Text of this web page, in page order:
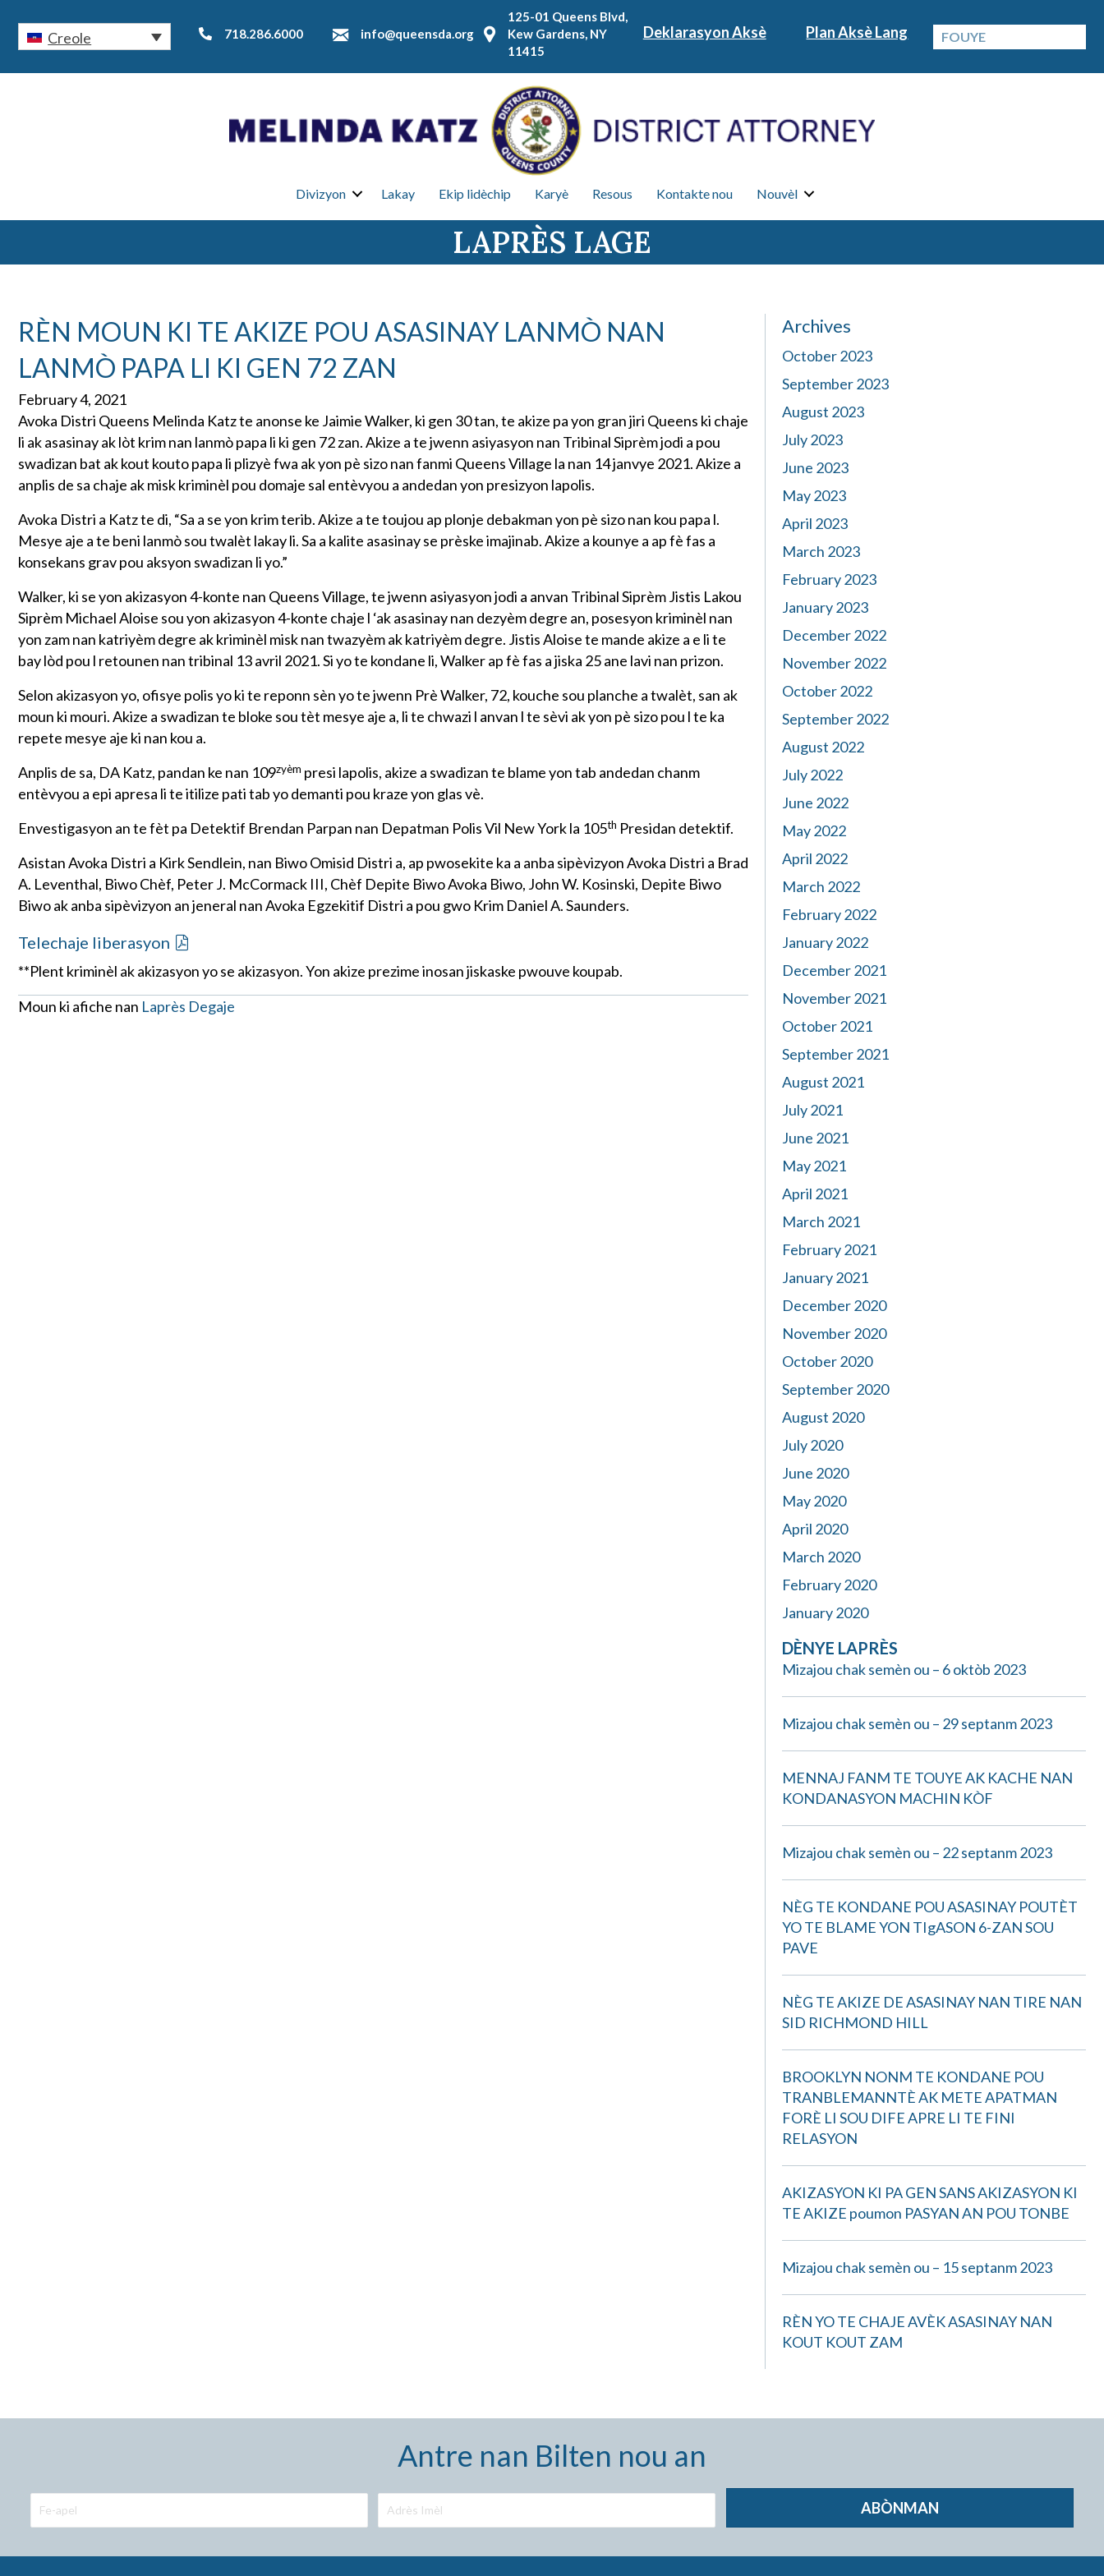
Creole 718.286.6000 info@queensda.org
125-01 Queens Blvd,
Kew Gardens, NY
11415
Deklarasyon Aksè Plan Aksè Lang
Divizyon Lakay Ekip lidèchip Karyè Resous Kontakte nou Nouvèl
LAPRÈS LAGE
RÈN MOUN KI TE AKIZE POU ASASINAY LANMÒ NAN
LANMÒ PAPA LI KI GEN 72 ZAN
February 4, 2021
Avoka Distri Queens Melinda Katz te anonse ke Jaimie Walker, ki gen 30 tan, te akize pa yon gran jiri Queens ki chaje
li ak asasinay ak lòt krim nan lanmò papa li ki gen 72 zan. Akize a te jwenn asiyasyon nan Tribinal Siprèm jodi a pou
swadizan bat ak kout kouto papa li plizyè fwa ak yon pè sizo nan fanmi Queens Village la nan 14 janvye 2021. Akize a
anplis de sa chaje ak misk kriminèl pou domaje sal entèvyou a andedan yon presizyon lapolis.
Avoka Distri a Katz te di, “Sa a se yon krim terib. Akize a te toujou ap plonje debakman yon pè sizo nan kou papa l.
Mesye aje a te beni lanmò sou twalèt lakay li. Sa a kalite asasinay se prèske imajinab. Akize a kounye a ap fè fas a
konsekans grav pou aksyon swadizan li yo.”
Walker, ki se yon akizasyon 4-konte nan Queens Village, te jwenn asiyasyon jodi a anvan Tribinal Siprèm Jistis Lakou
Siprèm Michael Aloise sou yon akizasyon 4-konte chaje l ‘ak asasinay nan dezyèm degre an, posesyon kriminèl nan
yon zam nan katriyèm degre ak kriminèl misk nan twazyèm ak katriyèm degre. Jistis Aloise te mande akize a e li te
bay lòd pou l retounen nan tribinal 13 avril 2021. Si yo te kondane li, Walker ap fè fas a jiska 25 ane lavi nan prizon.
Selon akizasyon yo, ofisye polis yo ki te reponn sèn yo te jwenn Prè Walker, 72, kouche sou planche a twalèt, san ak
moun ki mouri. Akize a swadizan te bloke sou tèt mesye aje a, li te chwazi l anvan l te sèvi ak yon pè sizo pou l te ka
repete mesye aje ki nan kou a.
Anplis de sa, DA Katz, pandan ke nan 109zyèm presi lapolis, akize a swadizan te blame yon tab andedan chanm
entèvyou a epi apresa li te itilize pati tab yo demanti pou kraze yon glas vè.
Envestigasyon an te fèt pa Detektif Brendan Parpan nan Depatman Polis Vil New York la 105th Presidan detektif.
Asistan Avoka Distri a Kirk Sendlein, nan Biwo Omisid Distri a, ap pwosekite ka a anba sipèvizyon Avoka Distri a Brad
A. Leventhal, Biwo Chèf, Peter J. McCormack III, Chèf Depite Biwo Avoka Biwo, John W. Kosinski, Depite Biwo
Biwo ak anba sipèvizyon an jeneral nan Avoka Egzekitif Distri a pou gwo Krim Daniel A. Saunders.
Telechaje liberasyon
**Plent kriminèl ak akizasyon yo se akizasyon. Yon akize prezime inosan jiskaske pwouve koupab.
Moun ki afiche nan Laprès Degaje
Archives
October 2023
September 2023
August 2023
July 2023
June 2023
May 2023
April 2023
March 2023
February 2023
January 2023
December 2022
November 2022
October 2022
September 2022
August 2022
July 2022
June 2022
May 2022
April 2022
March 2022
February 2022
January 2022
December 2021
November 2021
October 2021
September 2021
August 2021
July 2021
June 2021
May 2021
April 2021
March 2021
February 2021
January 2021
December 2020
November 2020
October 2020
September 2020
August 2020
July 2020
June 2020
May 2020
April 2020
March 2020
February 2020
January 2020
DÈNYE LAPRÈS
Mizajou chak semèn ou – 6 oktòb 2023
Mizajou chak semèn ou – 29 septanm 2023
MENNAJ FANM TE TOUYE AK KACHE NAN
KONDANASYON MACHIN KÒF
Mizajou chak semèn ou – 22 septanm 2023
NÈG TE KONDANE POU ASASINAY POUTÈT
YO TE BLAME YON TIgASON 6-ZAN SOU
PAVE
NÈG TE AKIZE DE ASASINAY NAN TIRE NAN
SID RICHMOND HILL
BROOKLYN NONM TE KONDANE POU
TRANBLEMANNTÈ AK METE APATMAN
FORÈ LI SOU DIFE APRE LI TE FINI
RELASYON
AKIZASYON KI PA GEN SANS AKIZASYON KI
TE AKIZE poumon PASYAN AN POU TONBE
Mizajou chak semèn ou – 15 septanm 2023
RÈN YO TE CHAJE AVÈK ASASINAY NAN
KOUT KOUT ZAM
Antre nan Bilten nou an
ABÒNMAN